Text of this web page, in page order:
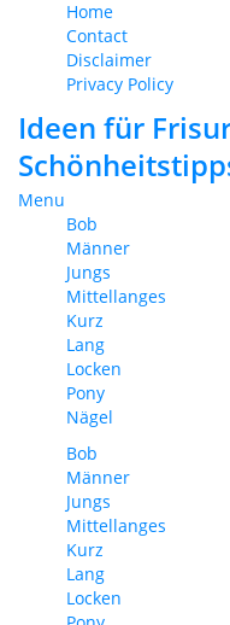
Home
Contact
Disclaimer
Privacy Policy
Ideen für
Menu
Bob
Männer
Jungs
Mittellanges
Kurz
Lang
Locken
Pony
Nägel
Bob
Männer
Jungs
Mittellanges
Kurz
Lang
Locken